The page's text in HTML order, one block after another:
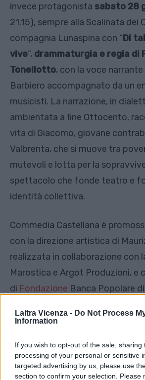
Laltra Vicenza - Do Not Process
Information
If you wish to opt-out of the sale, sharing
processing of your personal or sensitive
targeted advertising by us, please use
section to confirm your selection. Please
invece protagonista sabato 28
21.15), sempre alla Scalinata dei
compagnia Lunaspina con “Di
vive”, drammaturgia e regia di
Tonellotto, con la voce
Barbiero accompagnato da un
musicisti. La narrazione, in
ambientata a fine Ottocento,
vita di Giacomo, giovane
Valbrenta, che si muove tra
mutevoli e lotta per la
spettacolo che fonde teatro e
identità collettiva.
Commedia Castellana è
con la direzione artistica di
realizzata in collaborazione con
Marostica e Argot Produzioni, e
di Fondazione Banca Popolare